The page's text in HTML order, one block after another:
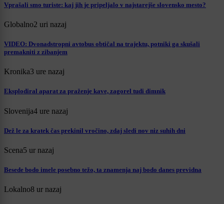
Vprašali smo turiste: kaj jih je pripeljalo v najstarejše slovensko mesto?
Globalno2 uri nazaj
VIDEO: Dvonadstropni avtobus obtičal na trajektu, potniki ga skušali
premakniti z zibanjem
Kronika3 ure nazaj
Eksplodiral aparat za praženje kave, zagorel tudi dimnik
Slovenija4 ure nazaj
Dež le za kratek čas prekinil vročino, zdaj sledi nov niz suhih dni
Scena5 ur nazaj
Besede bodo imele posebno težo, ta znamenja naj bodo danes previdna
Lokalno8 ur nazaj